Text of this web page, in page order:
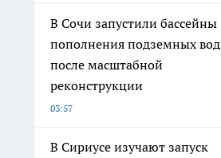
В Сочи запустили бассейны
пополнения подземных вод
после масштабной
реконструкции
03:57
В Сириусе изучают запуск